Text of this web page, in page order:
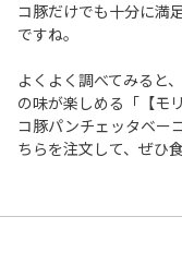
コ豚だけでも十分に満
ですね。
よくよく調べてみると
の味が楽しめる「【モ
コ豚パンチェッタベー
ちらを注文して、ぜひ